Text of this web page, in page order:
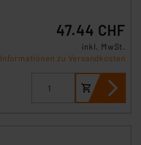
47.44 CHF
inkl. MwSt.
Informationen zu Versandkosten